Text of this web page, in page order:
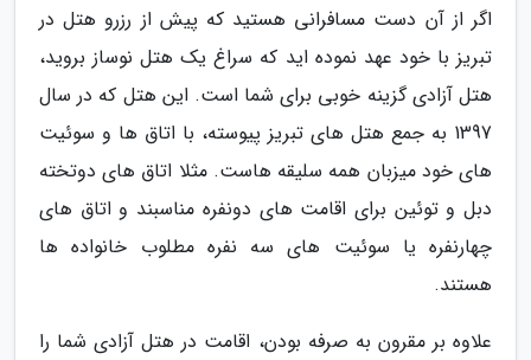
اگر از آن دست مسافرانی هستید که پیش از رزرو هتل در
تبریز با خود عهد نموده اید که سراغ یک هتل نوساز بروید،
هتل آزادی گزینه خوبی برای شما است. این هتل که در سال
1397 به جمع هتل های تبریز پیوسته، با اتاق ها و سوئیت
های خود میزبان همه سلیقه هاست. مثلا اتاق های دوتخته
دبل و توئین برای اقامت های دونفره مناسبند و اتاق های
چهارنفره یا سوئیت های سه نفره مطلوب خانواده ها
هستند.
علاوه بر مقرون به صرفه بودن، اقامت در هتل آزادی شما را